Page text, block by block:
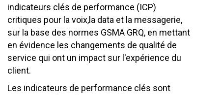
indicateurs clés de performance (ICP)
critiques pour la voix,la data et la messagerie,
sur la base des normes GSMA GRQ, en mettant
en évidence les changements de qualité de
service qui ont un impact sur l'expérience du
client.
Les indicateurs de performance clés sont